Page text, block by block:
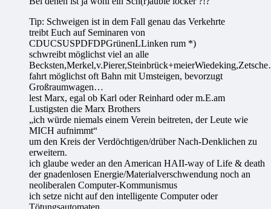
Tip: Schweigen ist in dem Fall genau das Verkehrte
treibt Euch auf Seminaren von
CDUCSUSPDFDPGrünenLLinken rum *)
schwreibt möglichst viel an alle
fahrt möglichst oft Bahn mit Umsteigen, bevorzugt
Großraumwagen…
lest Marx, egal ob Karl oder Reinhard oder m.E.am
Lustigsten die Marx Brothers
„ich würde niemals einem Verein beitreten, der Leute wie
MICH aufnimmt“
um den Kreis der Verdöchtigen/drüber Nach-Denklichen zu
erweitern.
ich glaube weder an den American HAII-way of Life & death
der gnadenlosen Energie/Materialverschwendung noch an
neoliberalen Computer-Kommunismus
ich setze nicht auf den intelligente Computer oder